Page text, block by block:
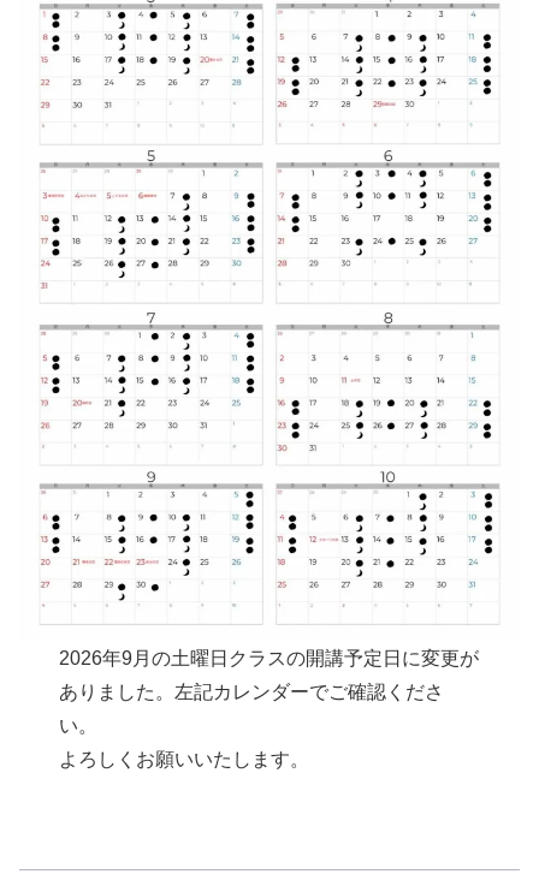
2026年9月の土曜日クラスの開講予定日に変更が
ありました。左記カレンダーでご確認くださ
い。
よろしくお願いいたします。